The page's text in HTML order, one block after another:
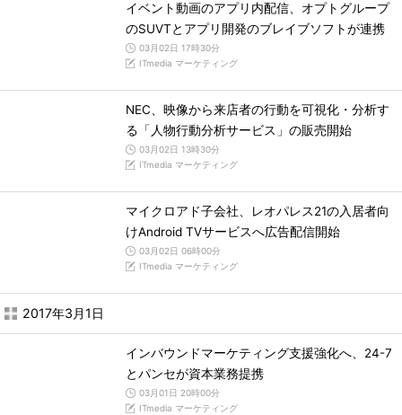
イベント動画のアプリ内配信、オプトグループ
のSUVTとアプリ開発のブレイブソフトが連携
03月02日 17時30分
ITmedia マーケティング
NEC、映像から来店者の行動を可視化・分析す
る「人物行動分析サービス」の販売開始
03月02日 13時30分
ITmedia マーケティング
マイクロアド子会社、レオパレス21の入居者向
けAndroid TVサービスへ広告配信開始
03月02日 06時00分
ITmedia マーケティング
2017年3月1日
インバウンドマーケティング支援強化へ、24-7
とパンセが資本業務提携
03月01日 20時00分
ITmedia マーケティング